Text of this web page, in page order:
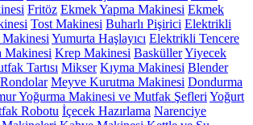
Fritöz Ekmek Yapma Makinesi Ekmek
Tost Makinesi Buharlı Pişirici Elektrikli
Yumurta Haşlayıcı Elektrikli Tencere
Makinesi Krep Makinesi BasküllerYiyecek
Tartısı Mikser Kıyma Makinesi Blender
Meyve Kurutma Makinesi Dondurma
Yoğurma Makinesi ve Mutfak Şefleri Yoğurt
Robotu İçecek Hazırlama Narenciye